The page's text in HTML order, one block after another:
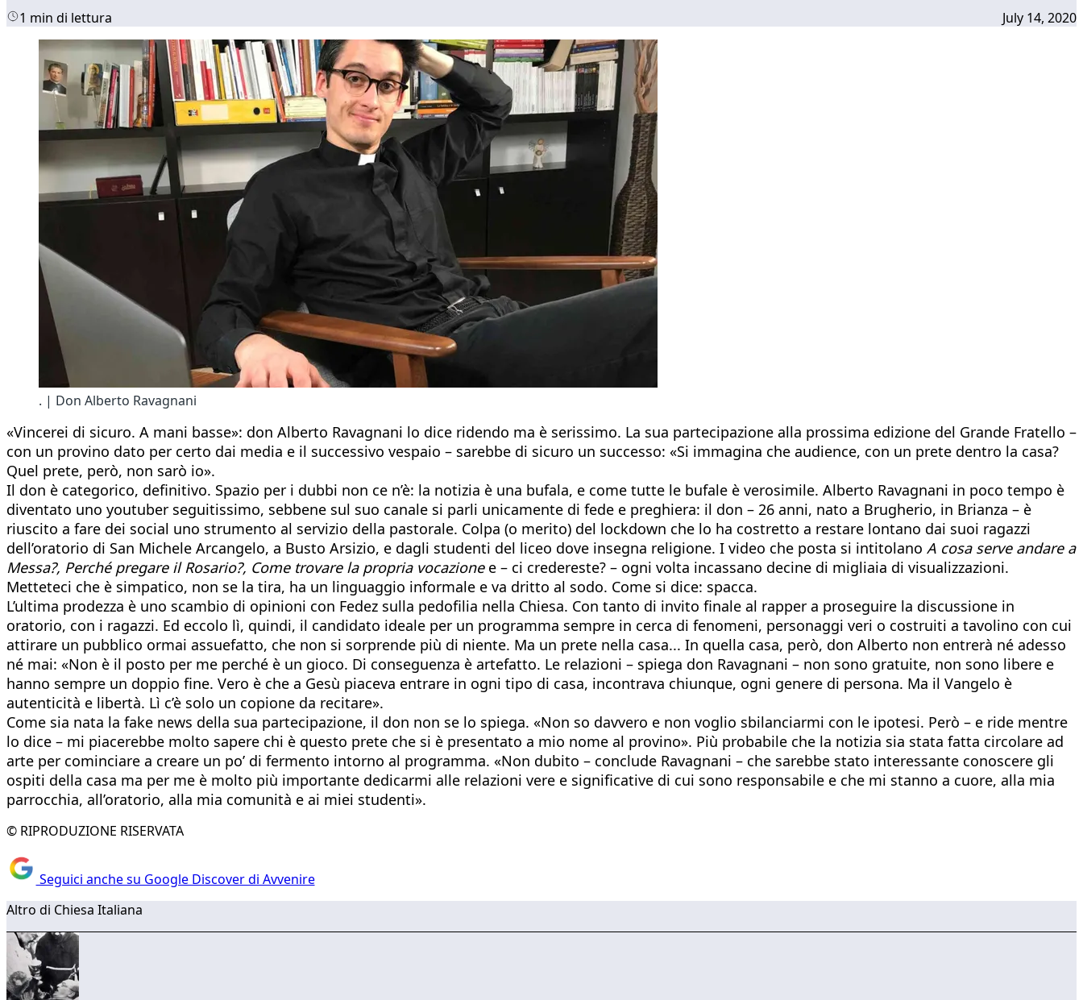
1 min di lettura July 14, 2020
. | Don Alberto Ravagnani
«Vincerei di sicuro. A mani basse»: don Alberto Ravagnani lo dice ridendo ma è serissimo. La sua partecipazione alla prossima edizione del Grande Fratello –
con un provino dato per certo dai media e il successivo vespaio – sarebbe di sicuro un successo: «Si immagina che audience, con un prete dentro la casa?
Quel prete, però, non sarò io».
Il don è categorico, definitivo. Spazio per i dubbi non ce n’è: la notizia è una bufala, e come tutte le bufale è verosimile. Alberto Ravagnani in poco tempo è
diventato uno youtuber seguitissimo, sebbene sul suo canale si parli unicamente di fede e preghiera: il don – 26 anni, nato a Brugherio, in Brianza – è
riuscito a fare dei social uno strumento al servizio della pastorale. Colpa (o merito) del lockdown che lo ha costretto a restare lontano dai suoi ragazzi
dell’oratorio di San Michele Arcangelo, a Busto Arsizio, e dagli studenti del liceo dove insegna religione. I video che posta si intitolano A cosa serve andare a
Messa?, Perché pregare il Rosario?, Come trovare la propria vocazionee – ci credereste? – ogni volta incassano decine di migliaia di visualizzazioni.
Metteteci che è simpatico, non se la tira, ha un linguaggio informale e va dritto al sodo. Come si dice: spacca.
L’ultima prodezza è uno scambio di opinioni con Fedez sulla pedofilia nella Chiesa. Con tanto di invito finale al rapper a proseguire la discussione in
oratorio, con i ragazzi. Ed eccolo lì, quindi, il candidato ideale per un programma sempre in cerca di fenomeni, personaggi veri o costruiti a tavolino con cui
attirare un pubblico ormai assuefatto, che non si sorprende più di niente. Ma un prete nella casa... In quella casa, però, don Alberto non entrerà né adesso
né mai: «Non è il posto per me perché è un gioco. Di conseguenza è artefatto. Le relazioni – spiega don Ravagnani – non sono gratuite, non sono libere e
hanno sempre un doppio fine. Vero è che a Gesù piaceva entrare in ogni tipo di casa, incontrava chiunque, ogni genere di persona. Ma il Vangelo è
autenticità e libertà. Lì c’è solo un copione da recitare».
Come sia nata la fake news della sua partecipazione, il don non se lo spiega. «Non so davvero e non voglio sbilanciarmi con le ipotesi. Però – e ride mentre
lo dice – mi piacerebbe molto sapere chi è questo prete che si è presentato a mio nome al provino». Più probabile che la notizia sia stata fatta circolare ad
arte per cominciare a creare un po’ di fermento intorno al programma. «Non dubito – conclude Ravagnani – che sarebbe stato interessante conoscere gli
ospiti della casa ma per me è molto più importante dedicarmi alle relazioni vere e significative di cui sono responsabile e che mi stanno a cuore, alla mia
parrocchia, all’oratorio, alla mia comunità e ai miei studenti».
© RIPRODUZIONE RISERVATA
Seguici anche su Google Discover di Avvenire
Altro di Chiesa Italiana